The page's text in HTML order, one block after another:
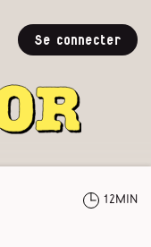
Se connecter
12min